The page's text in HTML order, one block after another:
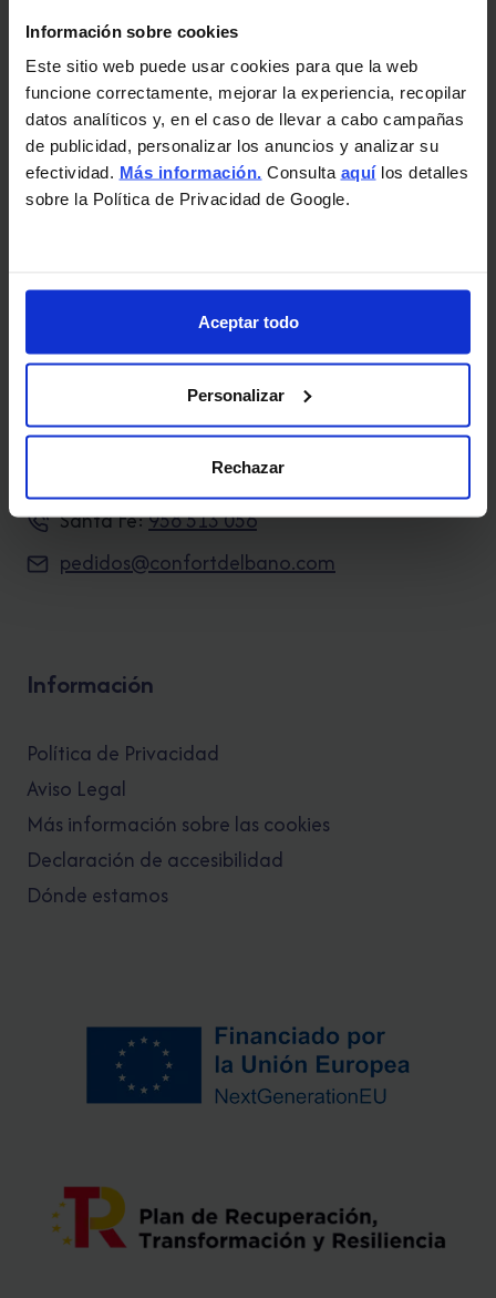
Información sobre cookies
Este sitio web puede usar cookies para que la web
funcione correctamente, mejorar la experiencia, recopilar
datos analíticos y, en el caso de llevar a cabo campañas
de publicidad, personalizar los anuncios y analizar su
efectividad. Más información. Consulta aquílos detalles
sobre la Política de Privacidad de Google.
Aceptar todo
Personalizar
Rechazar
Exposiciones y horarios
Camino de Ronda, 172 ·Granada
L-V: 10:15 a 14:00h y de 17:00 a 20:30h.
Sábados cerrado.
L-V: 09:30 a 13:30h y 17:00 a 20:00h.
958 209 797
Santa Fe:958 513 056
pedidos@confortdelbano.com
Información
Política de Privacidad
Aviso Legal
Más información sobre las cookies
Declaración de accesibilidad
Dónde estamos